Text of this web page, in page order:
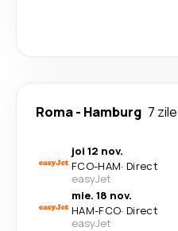
Roma- Hamburg 7 zile
joi 12 nov.
FCO-HAM· Direct
easyJet
mie. 18 nov.
HAM-FCO· Direct
easyJet